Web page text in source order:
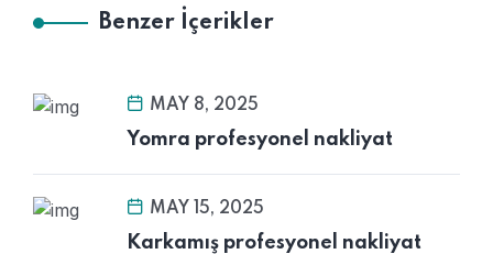
Benzer İçerikler
MAY 8, 2025
Yomra profesyonel nakliyat
MAY 15, 2025
Karkamış profesyonel nakliyat